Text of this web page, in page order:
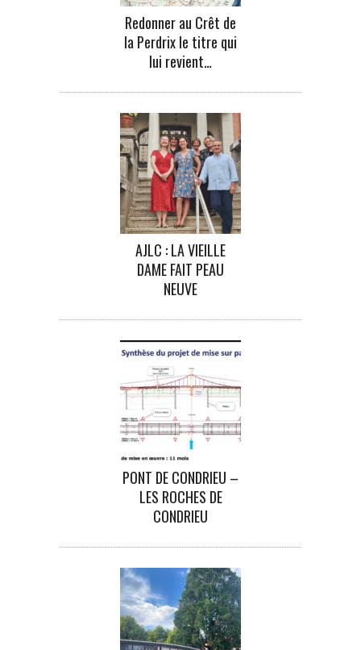
Redonner au Crêt de
la Perdrix le titre qui
lui revient…
AJLC : LA VIEILLE
DAME FAIT PEAU
NEUVE
PONT DE CONDRIEU –
LES ROCHES DE
CONDRIEU